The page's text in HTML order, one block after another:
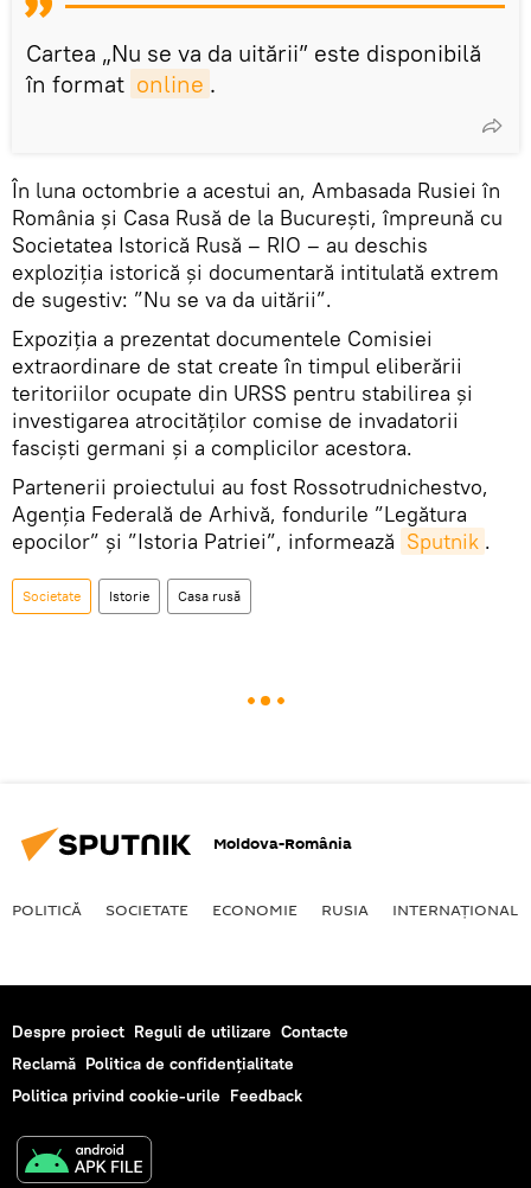
Cartea „Nu se va da uitării” este disponibilă
în format online .
În luna octombrie a acestui an, Ambasada Rusiei în
România și Casa Rusă de la București, împreună cu
Societatea Istorică Rusă – RIO – au deschis
exploziția istorică și documentară intitulată extrem
de sugestiv: ”Nu se va da uitării”.
Expoziția a prezentat documentele Comisiei
extraordinare de stat create în timpul eliberării
teritoriilor ocupate din URSS pentru stabilirea și
investigarea atrocităților comise de invadatorii
fasciști germani și a complicilor acestora.
Partenerii proiectului au fost Rossotrudnichestvo,
Agenția Federală de Arhivă, fondurile ”Legătura
epocilor” și ”Istoria Patriei”, informează Sputnik .
Societate Istorie Casa rusă
Moldova-România
POLITICĂ SOCIETATE ECONOMIE RUSIA INTERNAŢIONAL
Despre proiect Reguli de utilizare Contacte
Reclamă Politica de confidențialitate
Politica privind cookie-urile Feedback